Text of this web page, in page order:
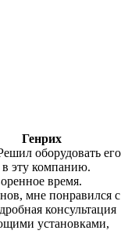
Генрих
оборудовать его
в эту компанию.
время.
мне понравился с
консультация
установками,